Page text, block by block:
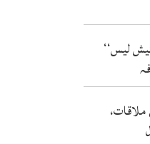
لیس‘‘
ملاقات،